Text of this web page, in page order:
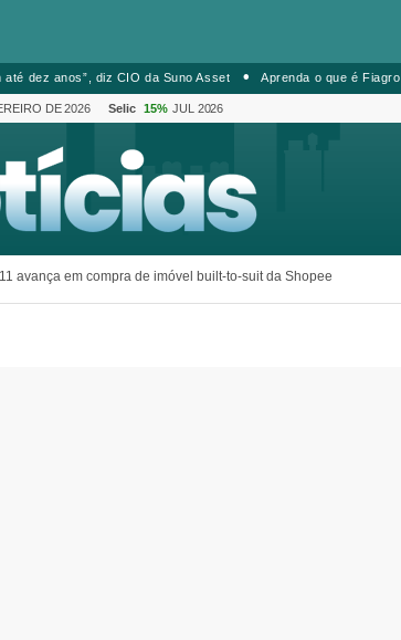
dez anos”, diz CIO da Suno Asset Aprenda o que é Fiagro
DE 2026 Selic 15% JUL 2026
avança em compra de imóvel built-to-suit da Shopee